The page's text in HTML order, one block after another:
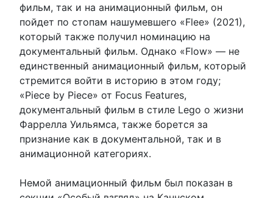
фильм, так и на анимационный фильм, он
пойдет по стопам нашумевшего «Flee» (2021),
который также получил номинацию на
документальный фильм. Однако «Flow» — не
единственный анимационный фильм, который
стремится войти в историю в этом году;
«Piece by Piece» от Focus Features,
документальный фильм в стиле Lego о жизни
Фаррелла Уильямса, также борется за
признание как в документальной, так и в
анимационной категориях.
Немой анимационный фильм был показан в